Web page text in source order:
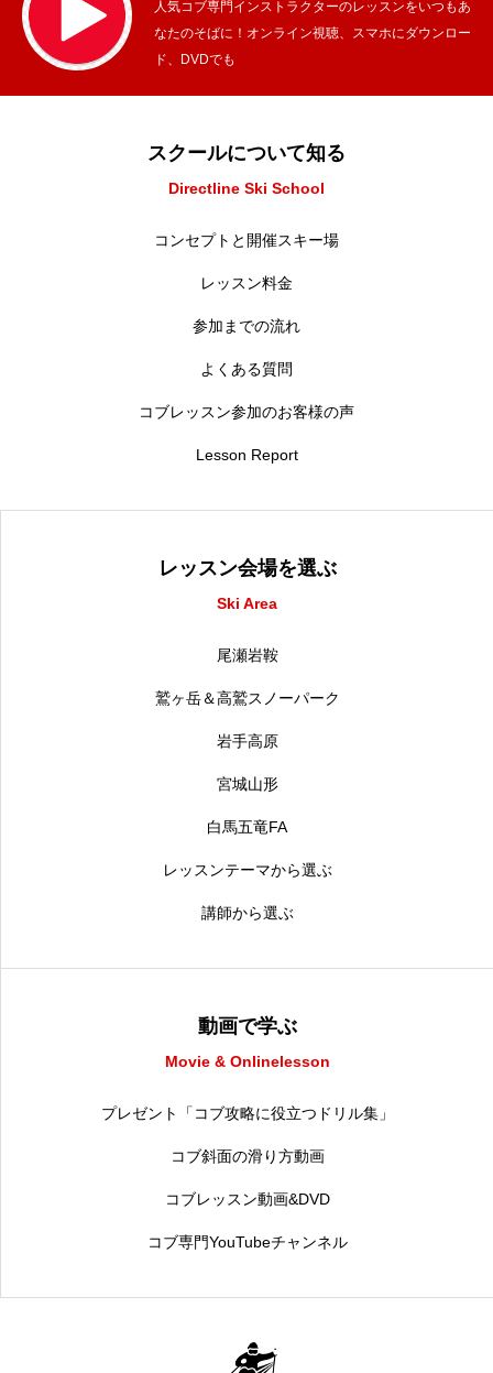
人気コブ専門インストラクターのレッスンをいつもあ
なたのそばに！オンライン視聴、スマホにダウンロー
ド、DVDでも
スクールについて知る
Directline Ski School
コンセプトと開催スキー場
レッスン料金
参加までの流れ
よくある質問
コブレッスン参加のお客様の声
Lesson Report
レッスン会場を選ぶ
Ski Area
尾瀬岩鞍
鷲ヶ岳＆高鷲スノーパーク
岩手高原
宮城山形
白馬五竜FA
レッスンテーマから選ぶ
講師から選ぶ
動画で学ぶ
Movie & Onlinelesson
プレゼント「コブ攻略に役立つドリル集」
コブ斜面の滑り方動画
コブレッスン動画&DVD
コブ専門YouTubeチャンネル